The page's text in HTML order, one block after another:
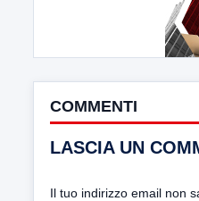
COMMENTI
LASCIA UN
Il tuo indirizzo email non